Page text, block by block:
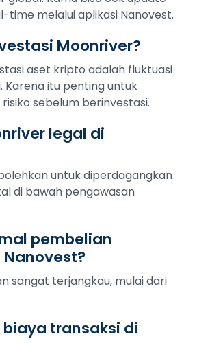
time melalui aplikasi Nanovest.
Moonriver?
aset kripto adalah fluktuasi
Karena itu penting untuk
sebelum berinvestasi.
legal di
untuk diperdagangkan
di bawah pengawasan
pembelian
sangat terjangkau, mulai dari
transaksi di